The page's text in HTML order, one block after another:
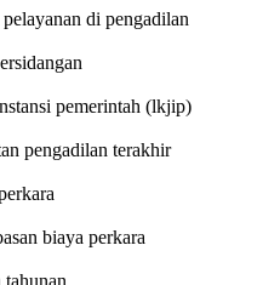
di pengadilan
pemerintah (lkjip)
pengadilan terakhir
biaya perkara